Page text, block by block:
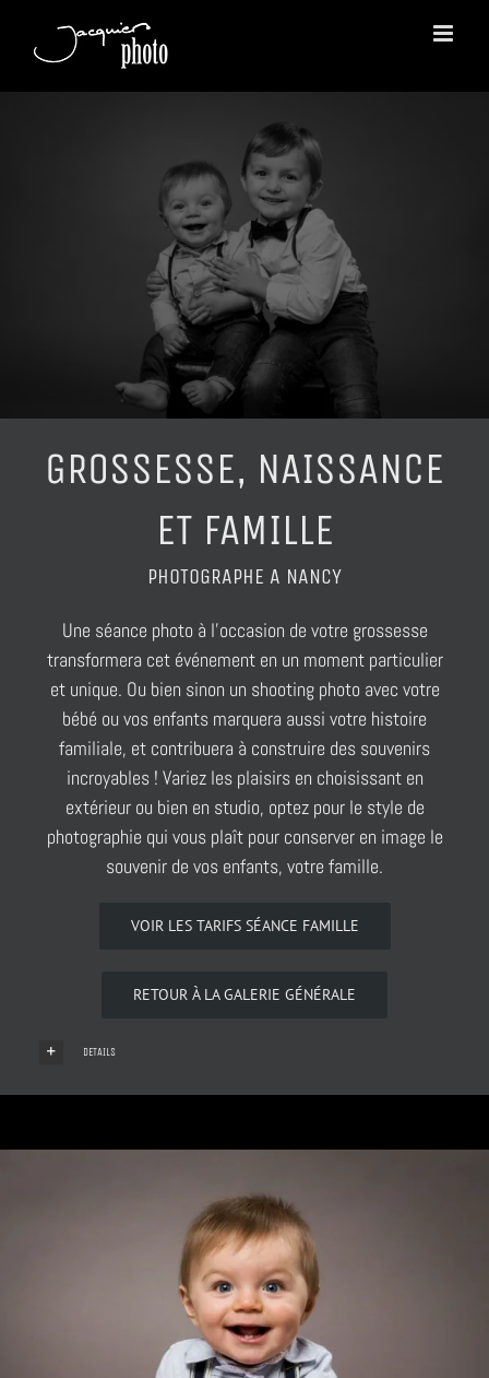
GROSSESSE, NAISSANCE
ET FAMILLE
PHOTOGRAPHE A NANCY
Une séance photo à l’occasion de votre grossesse
transformera cet événement en un moment particulier
et unique. Ou bien sinon un shooting photo avec votre
bébé ou vos enfants marquera aussi votre histoire
familiale, et contribuera à construire des souvenirs
incroyables ! Variez les plaisirs en choisissant en
extérieur ou bien en studio, optez pour le style de
photographie qui vous plaît pour conserver en image le
souvenir de vos enfants, votre famille.
VOIR LES TARIFS SÉANCE FAMILLE
RETOUR À LA GALERIE GÉNÉRALE
DETAILS